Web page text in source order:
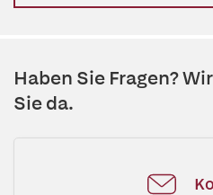
Haben Sie Fragen?
Sie da.